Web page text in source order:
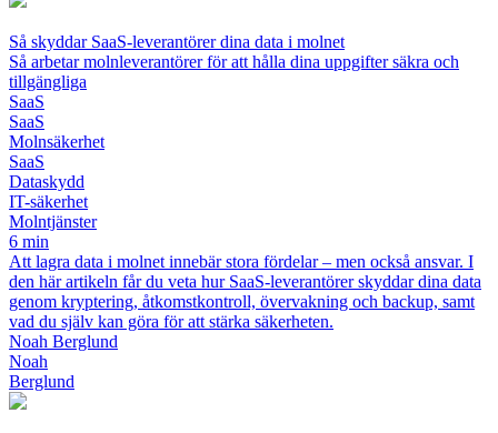
Så skyddar SaaS-leverantörer dina data i molnet
Så arbetar molnleverantörer för att hålla dina uppgifter säkra och
tillgängliga
SaaS
SaaS
Molnsäkerhet
SaaS
Dataskydd
IT-säkerhet
Molntjänster
6 min
Att lagra data i molnet innebär stora fördelar – men också ansvar. I
den här artikeln får du veta hur SaaS-leverantörer skyddar dina data
genom kryptering, åtkomstkontroll, övervakning och backup, samt
vad du själv kan göra för att stärka säkerheten.
Noah Berglund
Noah
Berglund